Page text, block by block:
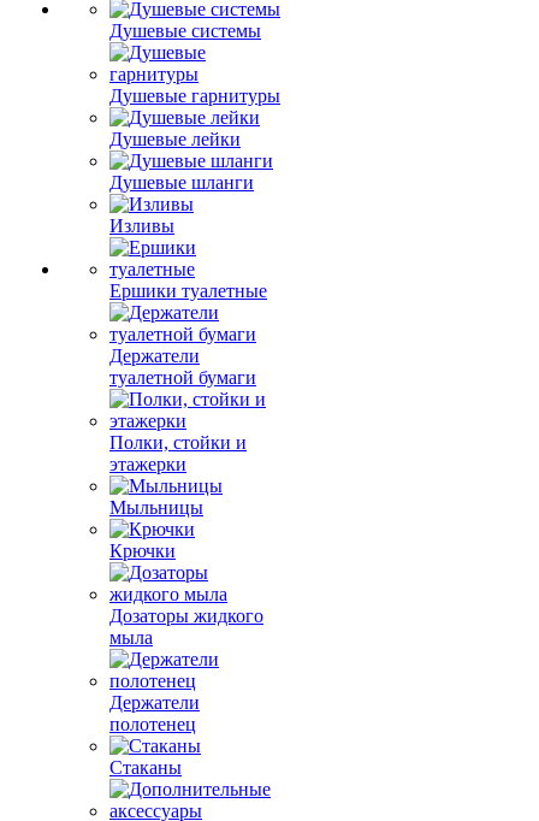
Душевые системы
Душевые гарнитуры
Душевые лейки
Душевые шланги
Изливы
Ершики туалетные
Держатели
туалетной бумаги
Полки, стойки и
этажерки
Мыльницы
Крючки
Дозаторы жидкого
мыла
Держатели
полотенец
Стаканы